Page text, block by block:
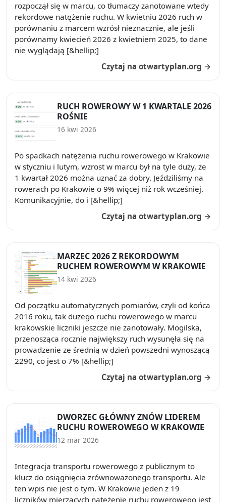
rozpoczął się w marcu, co tłumaczy zanotowane wtedy
rekordowe natężenie ruchu. W kwietniu 2026 ruch w
porównaniu z marcem wzrósł nieznacznie, ale jeśli
porównamy kwiecień 2026 z kwietniem 2025, to dane
nie wyglądają [&hellip;]
Czytaj na otwartyplan.org →
RUCH ROWEROWY W 1 KWARTALE 2026
ROŚNIE
16 kwi 2026
Po spadkach natężenia ruchu rowerowego w Krakowie
w styczniu i lutym, wzrost w marcu był na tyle duży, że
1 kwartał 2026 można uznać za dobry. Jeździliśmy na
rowerach po Krakowie o 9% więcej niż rok wcześniej.
Komunikacyjnie, do i [&hellip;]
Czytaj na otwartyplan.org →
MARZEC 2026 Z REKORDOWYM
RUCHEM ROWEROWYM W KRAKOWIE
14 kwi 2026
Od początku automatycznych pomiarów, czyli od końca
2016 roku, tak dużego ruchu rowerowego w marcu
krakowskie liczniki jeszcze nie zanotowały. Mogilska,
przenosząca rocznie największy ruch wysunęła się na
prowadzenie ze średnią w dzień powszedni wynoszącą
2290, co jest o 7% [&hellip;]
Czytaj na otwartyplan.org →
DWORZEC GŁÓWNY ZNÓW LIDEREM
RUCHU ROWEROWEGO W KRAKOWIE
12 mar 2026
Integracja transportu rowerowego z publicznym to
klucz do osiągnięcia zrównoważonego transportu. Ale
ten wpis nie jest o tym. W Krakowie jeden z 19
liczników mierzących natężenie ruchu rowerowego jest